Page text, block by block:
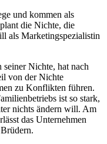
und kommen als
die Nichte, die
als Marketingspezialistin
Nichte, hat nach
von der Nichte
zu Konflikten führen.
ist so stark,
nichts ändern will. Am
das Unternehmen